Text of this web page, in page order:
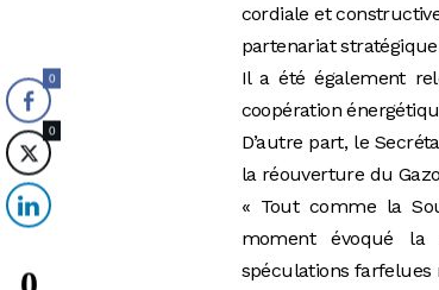
cordiale et
partenariat
Il a été également
coopération
D’autre part, le
la réouverture du
« Tout comme la
moment évoqué la
spéculations farfelues
0
0